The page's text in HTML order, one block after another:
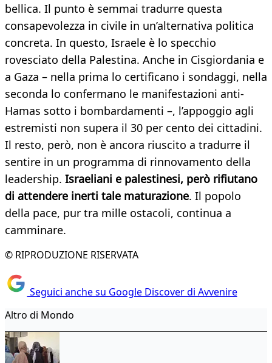
bellica. Il punto è semmai tradurre questa
consapevolezza in civile in un’alternativa politica
concreta. In questo, Israele è lo specchio
rovesciato della Palestina. Anche in Cisgiordania e
a Gaza – nella prima lo certificano i sondaggi, nella
seconda lo confermano le manifestazioni anti-
Hamas sotto i bombardamenti –, l’appoggio agli
estremisti non supera il 30 per cento dei cittadini.
Il resto, però, non è ancora riuscito a tradurre il
sentire in un programma di rinnovamento della
leadership. Israeliani e palestinesi, però rifiutano
di attendere inerti tale maturazione. Il popolo
della pace, pur tra mille ostacoli, continua a
camminare.
© RIPRODUZIONE RISERVATA
Seguici anche su Google Discover di Avvenire
Altro di Mondo